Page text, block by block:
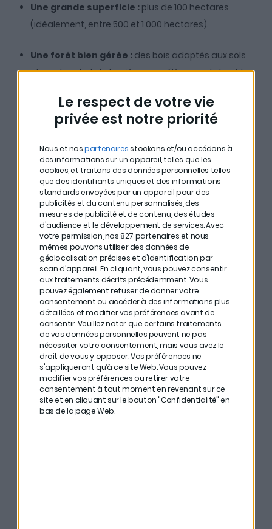
Le respect de votre vie
privée est notre priorité
Nous et nospartenaires stockons et/ou accédons à
des informations sur un appareil, telles que les
cookies, et traitons des données personnelles telles
que des identifiants uniques et des informations
standards envoyées par un appareil pour des
publicités et du contenu personnalisés, des
mesures de publicité et de contenu, des études
d'audience et le développement de services.Avec
votre permission, nos 827 partenaires et nous-
mêmes pouvons utiliser des données de
géolocalisation précises et d’identification par
scan d'appareil. En cliquant, vous pouvez consentir
aux traitements décrits précédemment. Vous
pouvez également refuser de donner votre
consentement ou accéder à des informations plus
détaillées et modifier vos préférences avant de
consentir.Veuillez noter que certains traitements
de vos données personnelles peuvent ne pas
nécessiter votre consentement, mais vous avez le
droit de vous y opposer. Vos préférences ne
s'appliqueront qu’à ce site Web. Vous pouvez
modifier vos préférences ou retirer votre
consentement à tout moment en revenant sur ce
site et en cliquant sur le bouton "Confidentialité" en
bas de la page Web.
Une grande superficie : plus de 100 hectares
(idéalement, entre 500 et 1 000 hectares).
Une forêt bien gérée : des bois adaptés aux sols
et au climat, de la lumière, un prélèvement durable,
Des essences d’arbres diversifiées .
## Quelle est la
rentabilité d’une forêt ?
Une forêt rapporte en moyenne2 à 3% par an. Ensuite,
entre en compte la valorisation de la forêt dans le
temps et l’état du marché. Arnaud note que les
usages du bois sont en hausse en Europe, qu’il s’agisse
de la production de vêtements, de l’énergie ou de la
construction (ce qui est une bonne nouvelle pour la
valeur future des forêts).
Il existe également desfonds d’investissement
dans les forêts, qui peuvent proposer un rendement
compris entre4% et 6% par an.